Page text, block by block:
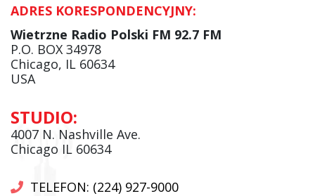
ADRES KORESPONDENCYJNY:
Wietrzne Radio Polski FM 92.7 FM
P.O. BOX 34978
Chicago, IL 60634
USA
STUDIO:
4007 N. Nashville Ave.
Chicago IL 60634
TELEFON: (224) 927-9000